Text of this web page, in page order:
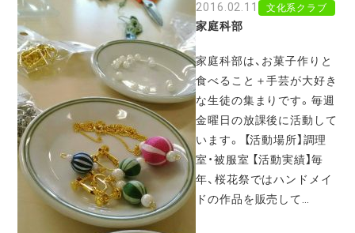
2016.02.11 文化系クラブ
家庭科部
家庭科部は、お菓子作りと
食べること＋手芸が大好き
な生徒の集まりです。毎週
金曜日の放課後に活動して
います。 【活動場所】調理
室・被服室 【活動実績】毎
年、桜花祭ではハンドメイ
ドの作品を販売して…